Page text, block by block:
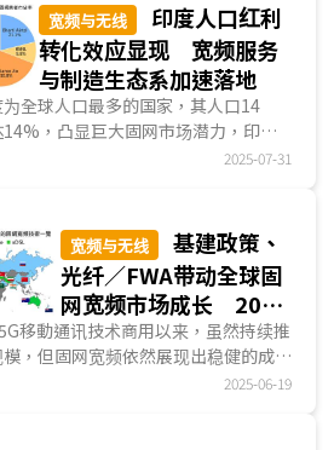
宽频与无线
印度人口红利
转化效应显现 宽频服务
与制造生态系加速落地
全球人口最多的国家，其人口14
，凸显巨大固网市场潜力，印度
点。印度将跃升为全球第二大光纤
2025-07-31
宽频与无线
基建政策、
光纤／FWA带动全球固
网宽频市场成长 2025
年美国固网版图走向白
热化竞争
移動通讯技术商用以来，虽然持续推
，但固网宽频依然展现出稳健的成长
年)固网宽频用户数新...2025-06-19